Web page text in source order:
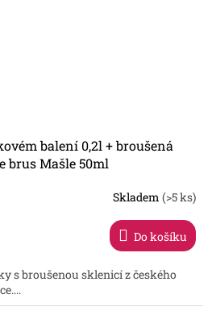
balení 0,2l + broušená
brus Mašle 50ml
Skladem(>5 ks)
Do košíku
s broušenou sklenicí z českého